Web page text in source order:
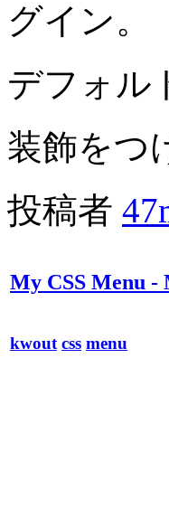
グイン。
デフォル
装飾をつ
投稿者
My CSS Menu -
kwout css menu